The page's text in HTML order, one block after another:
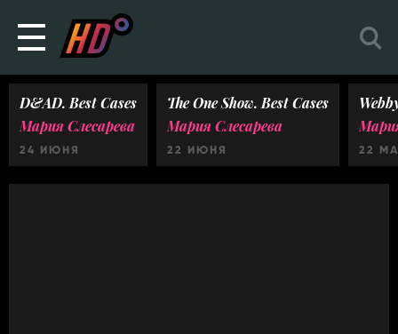
D&AD. Best Cases
Мария Слесарева
24 ИЮНЯ
The One Show. Best Cases
Мария Слесарева
22 ИЮНЯ 22